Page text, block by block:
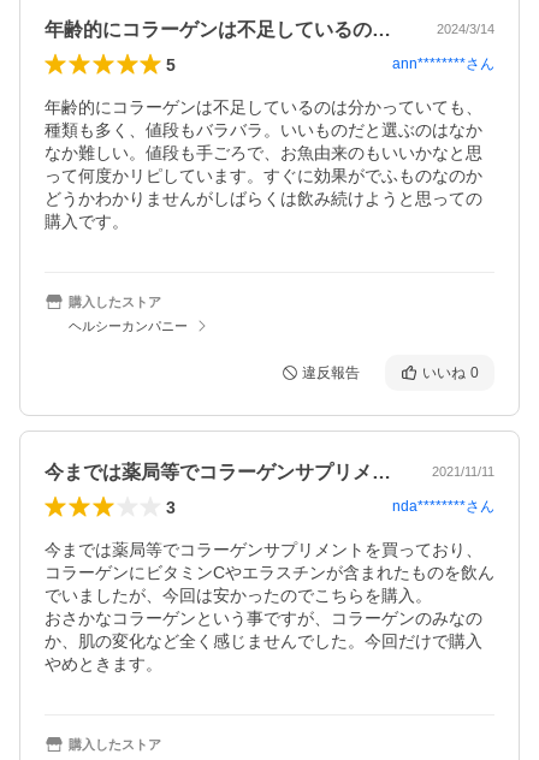
年齢的にコラーゲンは不足しているのは分… 2024/3/14
5 ann********さん
年齢的にコラーゲンは不足しているのは分かっていても、
種類も多く、値段もバラバラ。いいものだと選ぶのはなか
なか難しい。値段も手ごろで、お魚由来のもいいかなと思
って何度かリピしています。すぐに効果がでふものなのか
どうかわかりませんがしばらくは飲み続けようと思っての
購入です。
購入したストア
ヘルシーカンパニー
違反報告 いいね 0
今までは薬局等でコラーゲンサプリメント… 2021/11/11
3 nda********さん
今までは薬局等でコラーゲンサプリメントを買っており、
コラーゲンにビタミンCやエラスチンが含まれたものを飲ん
でいましたが、今回は安かったのでこちらを購入。
おさかなコラーゲンという事ですが、コラーゲンのみなの
か、肌の変化など全く感じませんでした。今回だけで購入
やめときます。
購入したストア